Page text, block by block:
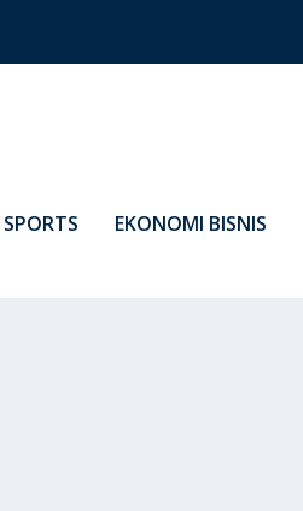
SPORTS EKONOMI BISNIS